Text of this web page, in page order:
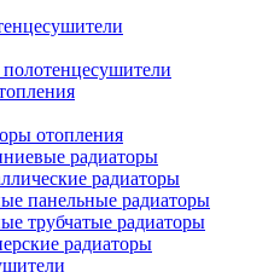
отопления
радиаторы
радиаторы
панельные радиаторы
трубчатые радиаторы
радиаторы